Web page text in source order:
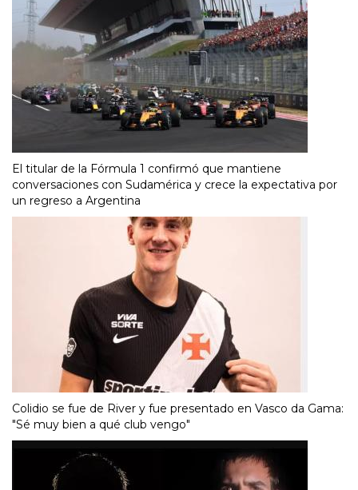
El titular de la Fórmula 1 confirmó que mantiene
conversaciones con Sudamérica y crece la expectativa por
un regreso a Argentina
Colidio se fue de River y fue presentado en Vasco da Gama:
"Sé muy bien a qué club vengo"